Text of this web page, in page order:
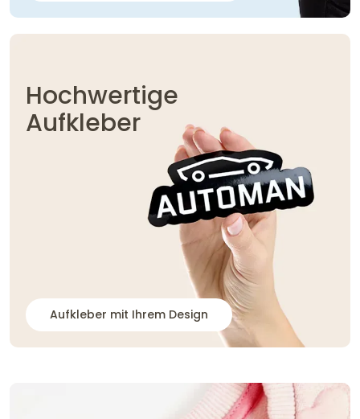
Hochwertige
Aufkleber
Aufkleber mit Ihrem Design